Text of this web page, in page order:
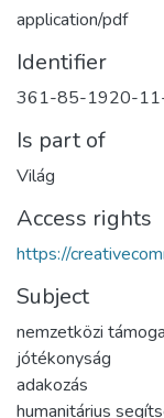
application/pdf
Identifier
361-85-1920-
Is part of
Világ
Access rights
https://
Subject
nemzetközi
jótékonyság
adakozás
humanitárius